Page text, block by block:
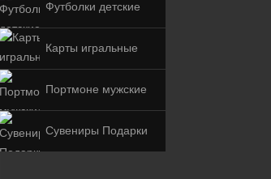
Футболки детские
Карты игральные
Портмоне мужские
Сувениры Подарки